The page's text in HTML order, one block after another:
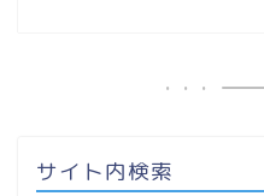
サイト内検索